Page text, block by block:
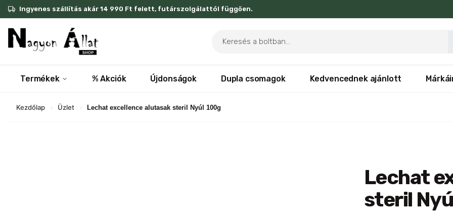
Skip
to
content
Ingyenes szállítás akár 14 990 Ft felett, futárszolgálattól függően.
search
Termékek % Akciók Újdonságok Dupla csomagok Kedvencednek ajánlott
Kezdőlap Üzlet Lechat excellence alutasak steril Nyúl 100g
Lechat
steril